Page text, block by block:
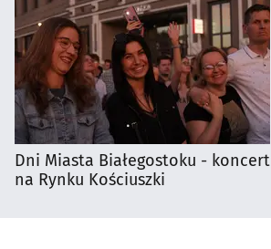
Dni Miasta Białegostoku - koncert
na Rynku Kościuszki